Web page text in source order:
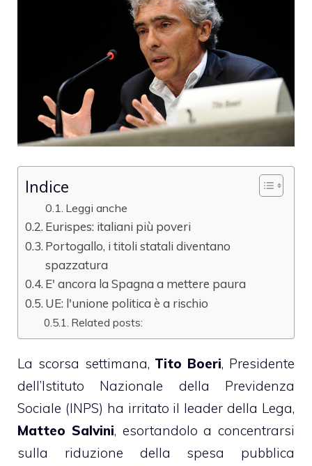
Indice
Leggi anche
Eurispes: italiani più poveri
Portogallo, i titoli statali diventano
spazzatura
E' ancora la Spagna a mettere paura
UE: l'unione politica è a rischio
Related posts:
La scorsa settimana, Tito Boeri, Presidente
dell’Istituto Nazionale della Previdenza
Sociale (INPS) ha irritato il leader della Lega,
Matteo Salvini, esortandolo a concentrarsi
sulla riduzione della spesa pubblica